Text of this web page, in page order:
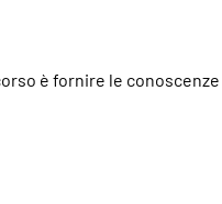
è fornire le